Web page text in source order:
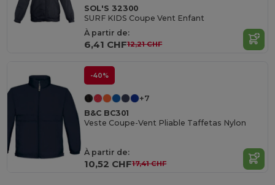
SOL'S 32300
SURF KIDS Coupe Vent Enfant
À partir de:
6,41 CHF12,21 CHF
-40%
+7
B&C BC301
Veste Coupe-Vent Pliable Taffetas Nylon
À partir de:
10,52 CHF17,41 CHF